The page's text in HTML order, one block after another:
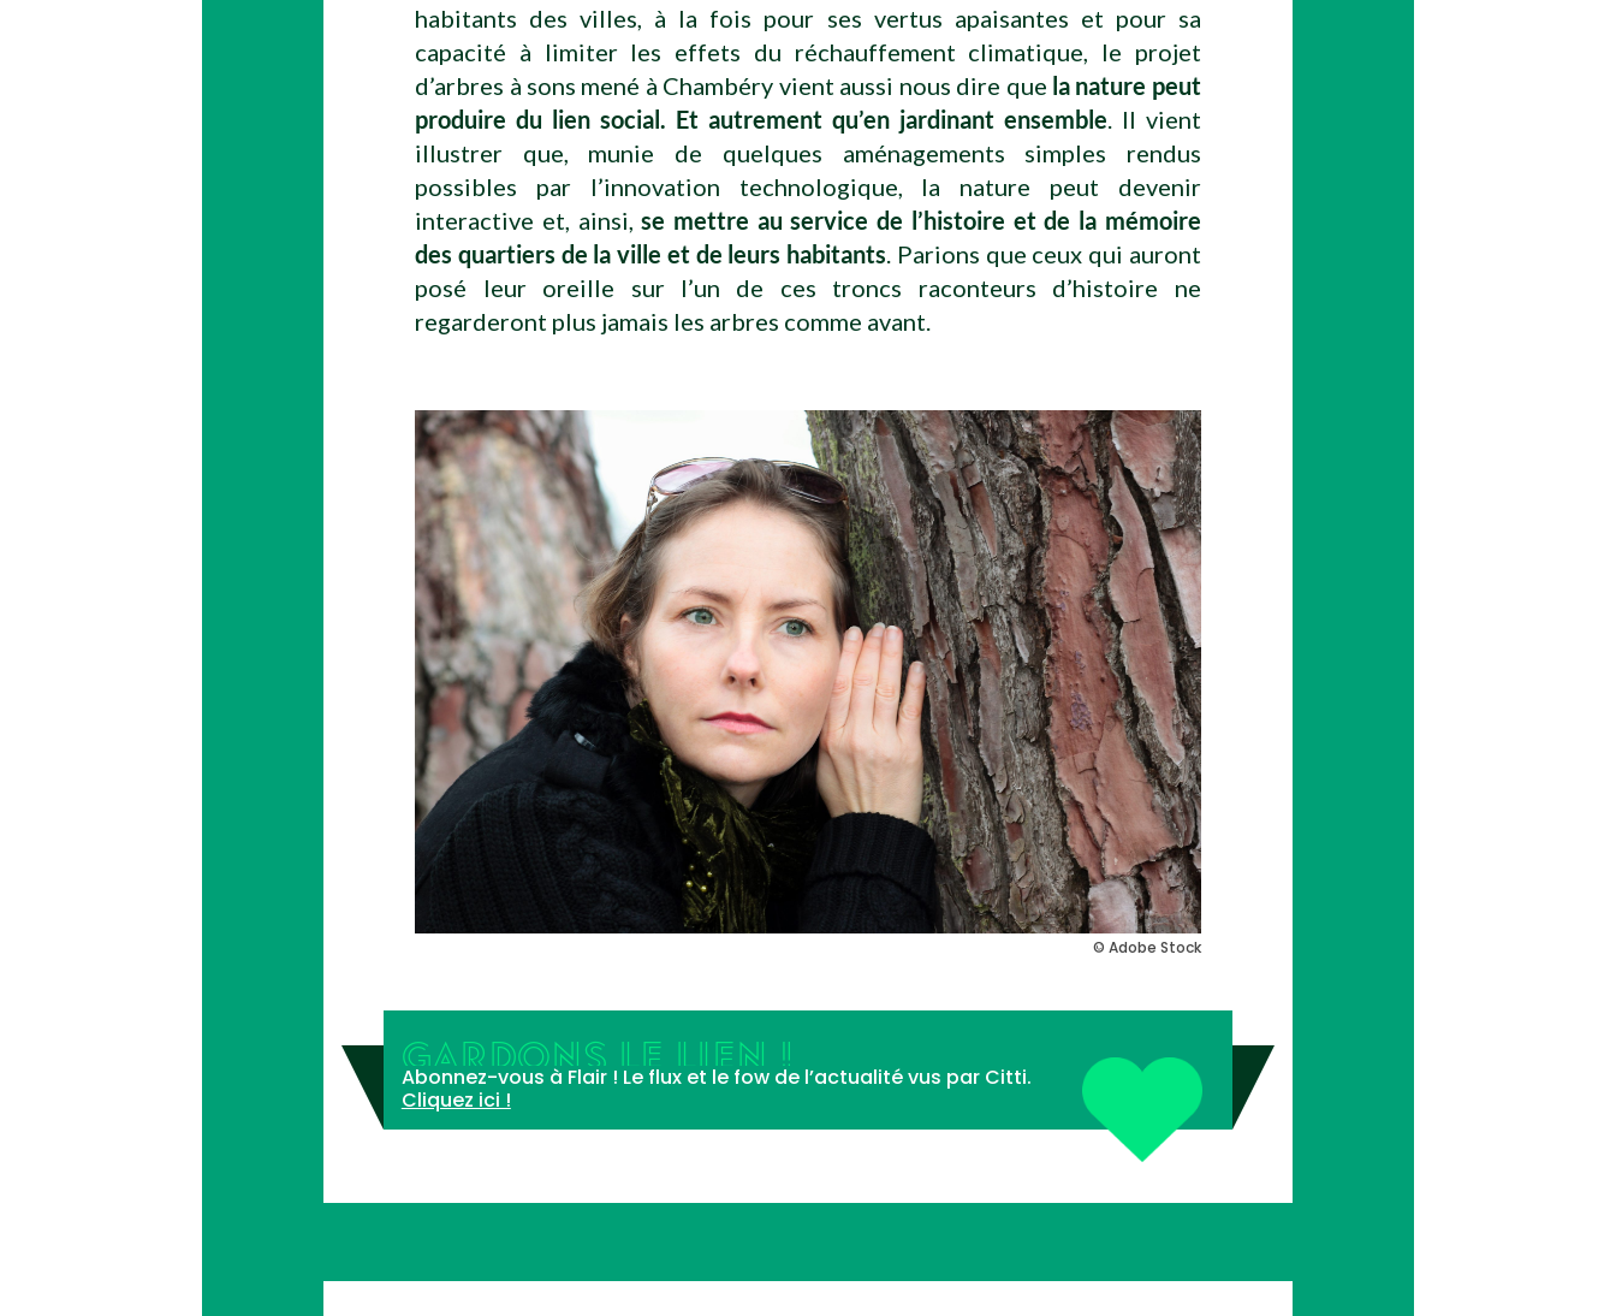
habitants des villes, à la fois pour ses vertus apaisantes et pour sa
capacité à limiter les effets du réchauffement climatique, le projet
d’arbres à sons mené à Chambéry vient aussi nous dire que la nature peut
produire du lien social. Et autrement qu’en jardinant ensemble . Il vient
illustrer que, munie de quelques aménagements simples rendus
possibles par l’innovation technologique, la nature peut devenir
interactive et, ainsi,se mettre au service de l’histoire et de la mémoire
des quartiers de la ville et de leurs habitants . Parions que ceux qui auront
posé leur oreille sur l’un de ces troncs raconteurs d’histoire ne
regarderont plus jamais les arbres comme avant.
© Adobe Stock
GARDONS LE LIEN !
Abonnez-vous à Flair ! Le flux et le fow de l’actualité vus par Citti.
Cliquez ici !